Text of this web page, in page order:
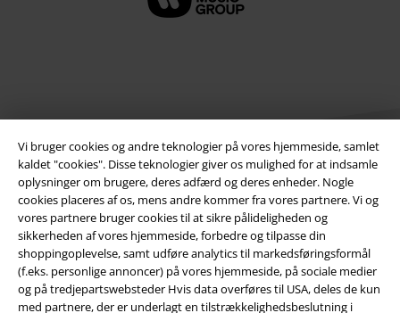
Vi bruger cookies og andre teknologier på vores hjemmeside, samlet
kaldet "cookies". Disse teknologier giver os mulighed for at indsamle
oplysninger om brugere, deres adfærd og deres enheder. Nogle
cookies placeres af os, mens andre kommer fra vores partnere. Vi og
vores partnere bruger cookies til at sikre pålideligheden og
sikkerheden af ​​vores hjemmeside, forbedre og tilpasse din
shoppingoplevelse, samt udføre analytics til markedsføringsformål
(f.eks. personlige annoncer) på vores hjemmeside, på sociale medier
og på tredjepartswebsteder Hvis data overføres til USA, deles de kun
med partnere, der er underlagt en tilstrækkelighedsbeslutning i
Juridisk
Salgs-, medlems- & leveringsbetingelser
Om EMP Danmark